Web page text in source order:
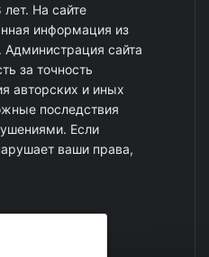
На сайте
информация из
Администрация сайта
за точность
авторских и иных
последствия
Если
ваши права,